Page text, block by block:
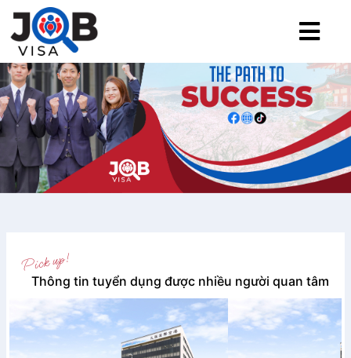
Thông tin tuyển dụng được nhiều người quan tâm